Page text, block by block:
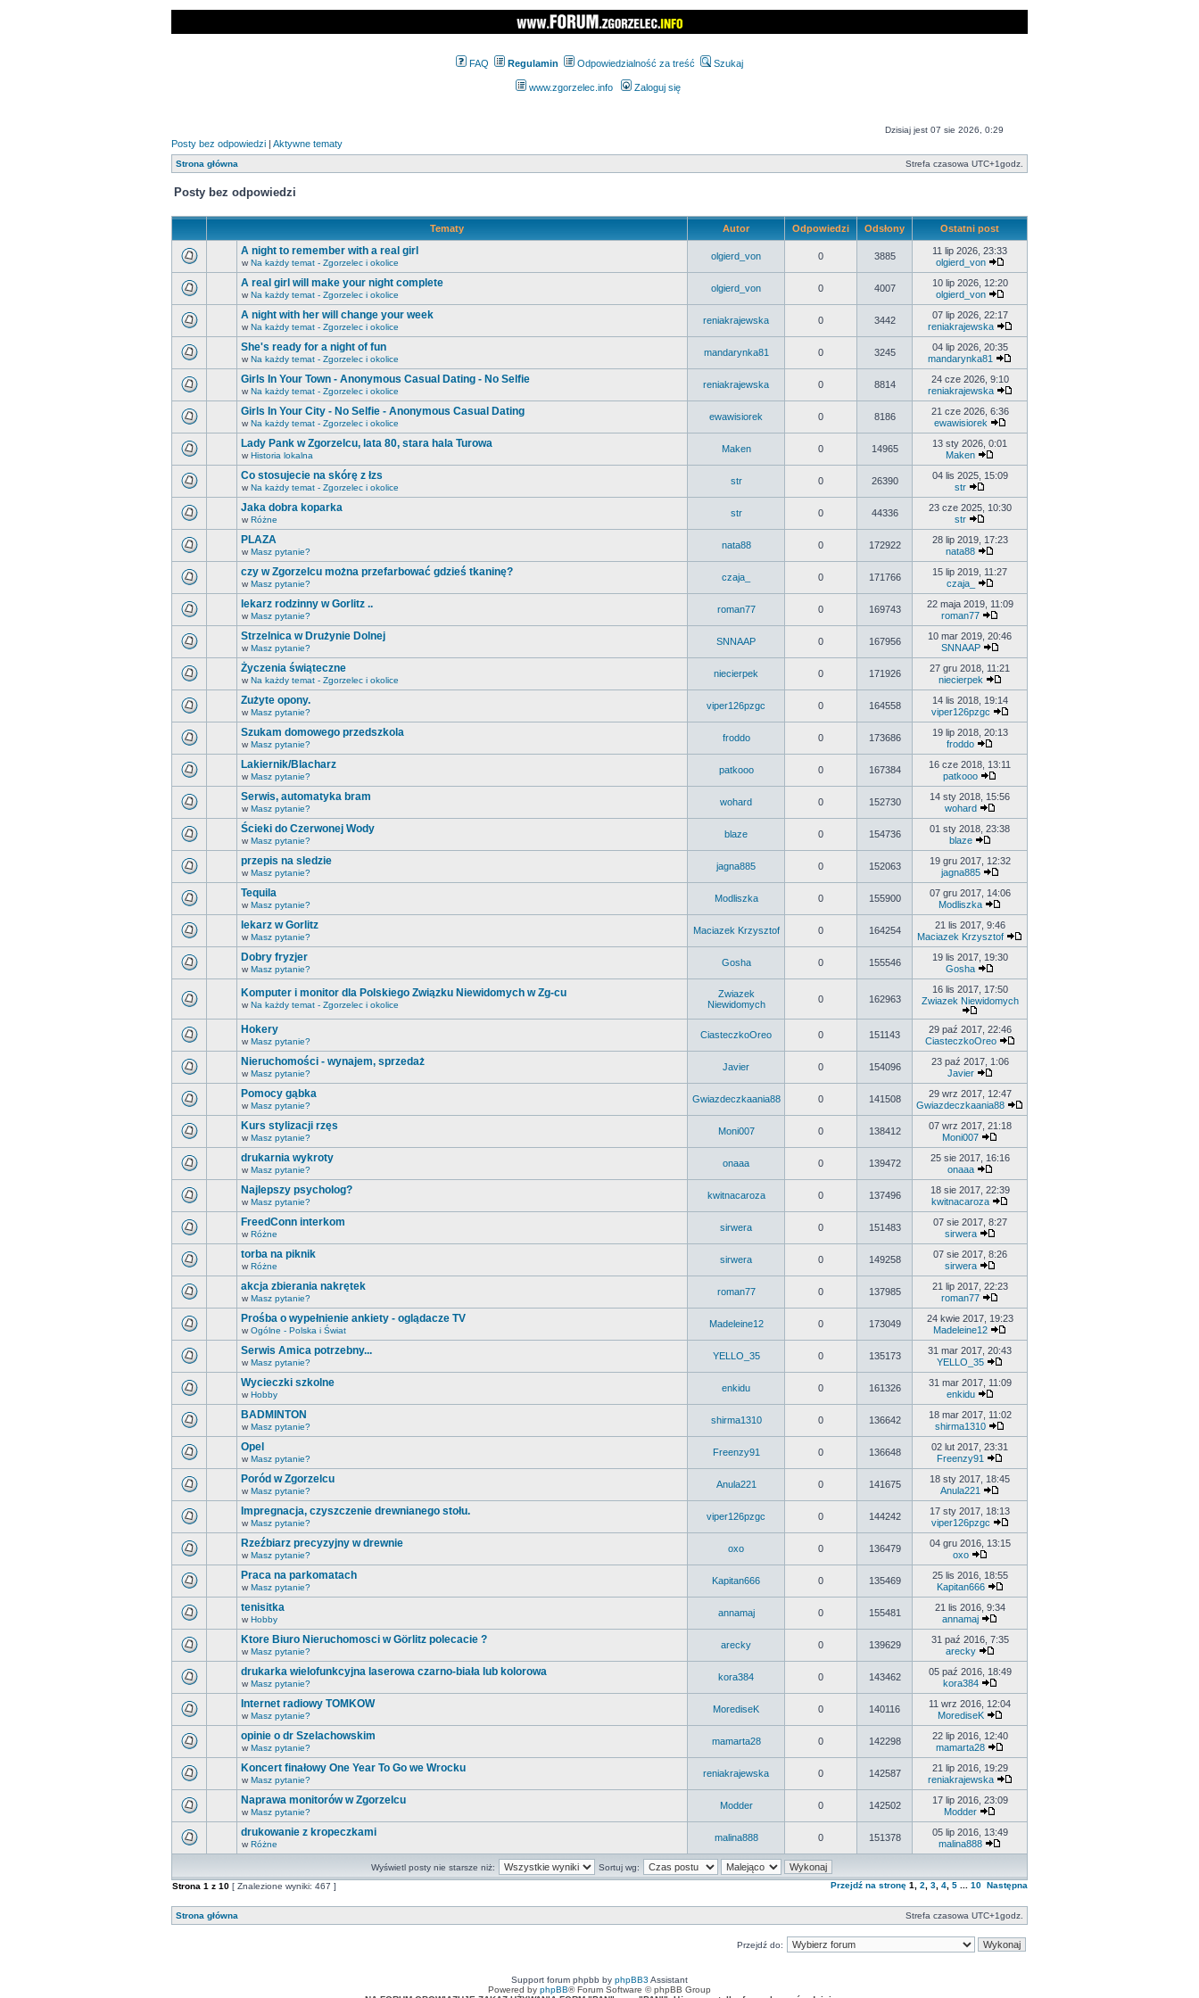
FAQ Regulamin Odpowiedzialność za treść Szukaj
www.zgorzelec.info Zaloguj się
Dzisiaj jest 07 sie 2026, 0:29
Posty bez odpowiedzi | Aktywne tematy
Strona główna Strefa czasowa UTC+1godz.
Posty bez odpowiedzi
Tematy Autor Odpowiedzi Odsłony Ostatni post
A night to remember with a real girl
w Na każdy temat - Zgorzelec i okolice
olgierd_von 0 3885
11 lip 2026, 23:33
olgierd_von
A real girl will make your night complete
w Na każdy temat - Zgorzelec i okolice
olgierd_von 0 4007
10 lip 2026, 12:20
olgierd_von
A night with her will change your week
w Na każdy temat - Zgorzelec i okolice
reniakrajewska 0 3442
07 lip 2026, 22:17
reniakrajewska
She's ready for a night of fun
w Na każdy temat - Zgorzelec i okolice
mandarynka81 0 3245
04 lip 2026, 20:35
mandarynka81
Girls In Your Town - Anonymous Casual Dating - No Selfie
w Na każdy temat - Zgorzelec i okolice
reniakrajewska 0 8814
24 cze 2026, 9:10
reniakrajewska
Girls In Your City - No Selfie - Anonymous Casual Dating
w Na każdy temat - Zgorzelec i okolice
ewawisiorek 0 8186
21 cze 2026, 6:36
ewawisiorek
Lady Pank w Zgorzelcu, lata 80, stara hala Turowa
w Historia lokalna
Maken 0 14965
13 sty 2026, 0:01
Maken
Co stosujecie na skórę z łzs
w Na każdy temat - Zgorzelec i okolice
str 0 26390
04 lis 2025, 15:09
str
Jaka dobra koparka
w Różne
str 0 44336
23 cze 2025, 10:30
str
PLAZA
w Masz pytanie?
nata88 0 172922
28 lip 2019, 17:23
nata88
czy w Zgorzelcu można przefarbować gdzieś tkaninę?
w Masz pytanie?
czaja_ 0 171766
15 lip 2019, 11:27
czaja_
lekarz rodzinny w Gorlitz ..
w Masz pytanie?
roman77 0 169743
22 maja 2019, 11:09
roman77
Strzelnica w Drużynie Dolnej
w Masz pytanie?
SNNAAP 0 167956
10 mar 2019, 20:46
SNNAAP
Życzenia świąteczne
w Na każdy temat - Zgorzelec i okolice
niecierpek 0 171926
27 gru 2018, 11:21
niecierpek
Zużyte opony.
w Masz pytanie?
viper126pzgc 0 164558
14 lis 2018, 19:14
viper126pzgc
Szukam domowego przedszkola
w Masz pytanie?
froddo 0 173686
19 lip 2018, 20:13
froddo
Lakiernik/Blacharz
w Masz pytanie?
patkooo 0 167384
16 cze 2018, 13:11
patkooo
Serwis, automatyka bram
w Masz pytanie?
wohard 0 152730
14 sty 2018, 15:56
wohard
Ścieki do Czerwonej Wody
w Masz pytanie?
blaze 0 154736
01 sty 2018, 23:38
blaze
przepis na sledzie
w Masz pytanie?
jagna885 0 152063
19 gru 2017, 12:32
jagna885
Tequila
w Masz pytanie?
Modliszka 0 155900
07 gru 2017, 14:06
Modliszka
lekarz w Gorlitz
w Masz pytanie?
Maciazek Krzysztof 0 164254
21 lis 2017, 9:46
Maciazek Krzysztof
Dobry fryzjer
w Masz pytanie?
Gosha 0 155546
19 lis 2017, 19:30
Gosha
Komputer i monitor dla Polskiego Związku Niewidomych w Zg-cu
w Na każdy temat - Zgorzelec i okolice
Zwiazek
Niewidomych
0 162963
16 lis 2017, 17:50
Zwiazek Niewidomych
Hokery
w Masz pytanie?
CiasteczkoOreo 0 151143
29 paź 2017, 22:46
CiasteczkoOreo
Nieruchomości - wynajem, sprzedaż
w Masz pytanie?
Javier 0 154096
23 paź 2017, 1:06
Javier
Pomocy gąbka
w Masz pytanie?
Gwiazdeczkaania88 0 141508
29 wrz 2017, 12:47
Gwiazdeczkaania88
Kurs stylizacji rzęs
w Masz pytanie?
Moni007 0 138412
07 wrz 2017, 21:18
Moni007
drukarnia wykroty
w Masz pytanie?
onaaa 0 139472
25 sie 2017, 16:16
onaaa
Najlepszy psycholog?
w Masz pytanie?
kwitnacaroza 0 137496
18 sie 2017, 22:39
kwitnacaroza
FreedConn interkom
w Różne
sirwera 0 151483
07 sie 2017, 8:27
sirwera
torba na piknik
w Różne
sirwera 0 149258
07 sie 2017, 8:26
sirwera
akcja zbierania nakrętek
w Masz pytanie?
roman77 0 137985
21 lip 2017, 22:23
roman77
Prośba o wypełnienie ankiety - oglądacze TV
w Ogólne - Polska i Świat
Madeleine12 0 173049
24 kwie 2017, 19:23
Madeleine12
Serwis Amica potrzebny...
w Masz pytanie?
YELLO_35 0 135173
31 mar 2017, 20:43
YELLO_35
Wycieczki szkolne
w Hobby
enkidu 0 161326
31 mar 2017, 11:09
enkidu
BADMINTON
w Masz pytanie?
shirma1310 0 136642
18 mar 2017, 11:02
shirma1310
Opel
w Masz pytanie?
Freenzy91 0 136648
02 lut 2017, 23:31
Freenzy91
Poród w Zgorzelcu
w Masz pytanie?
Anula221 0 141675
18 sty 2017, 18:45
Anula221
Impregnacja, czyszczenie drewnianego stołu.
w Masz pytanie?
viper126pzgc 0 144242
17 sty 2017, 18:13
viper126pzgc
Rzeźbiarz precyzyjny w drewnie
w Masz pytanie?
oxo 0 136479
04 gru 2016, 13:15
oxo
Praca na parkomatach
w Masz pytanie?
Kapitan666 0 135469
25 lis 2016, 18:55
Kapitan666
tenisitka
w Hobby
annamaj 0 155481
21 lis 2016, 9:34
annamaj
Ktore Biuro Nieruchomosci w Görlitz polecacie ?
w Masz pytanie?
arecky 0 139629
31 paź 2016, 7:35
arecky
drukarka wielofunkcyjna laserowa czarno-biała lub kolorowa
w Masz pytanie?
kora384 0 143462
05 paź 2016, 18:49
kora384
Internet radiowy TOMKOW
w Masz pytanie?
MorediseK 0 140116
11 wrz 2016, 12:04
MorediseK
opinie o dr Szelachowskim
w Masz pytanie?
mamarta28 0 142298
22 lip 2016, 12:40
mamarta28
Koncert finałowy One Year To Go we Wrocku
w Masz pytanie?
reniakrajewska 0 142587
21 lip 2016, 19:29
reniakrajewska
Naprawa monitorów w Zgorzelcu
w Masz pytanie?
Modder 0 142502
17 lip 2016, 23:09
Modder
drukowanie z kropeczkami
w Różne
malina888 0 151378
05 lip 2016, 13:49
malina888
Wyświetl posty nie starsze niż:
Sortuj wg:
Strona 1 z 10 [ Znalezione wyniki: 467 ] Przejdź na stronę 1 2 3 4 5 10 Następna
Strona główna Strefa czasowa UTC+1godz.
Przejdź do:
Support forum phpbb by phpBB3 Assistant
Powered by phpBB® Forum Software © phpBB Group